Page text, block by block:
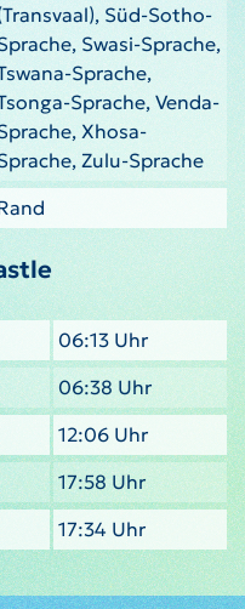
Süd-Sotho-
Swasi-Sprache,
Sprache,
Sprache, Venda-
Xhosa-
Zulu-Sprache
06:13 Uhr
06:38 Uhr
12:06 Uhr
17:58 Uhr
17:34 Uhr